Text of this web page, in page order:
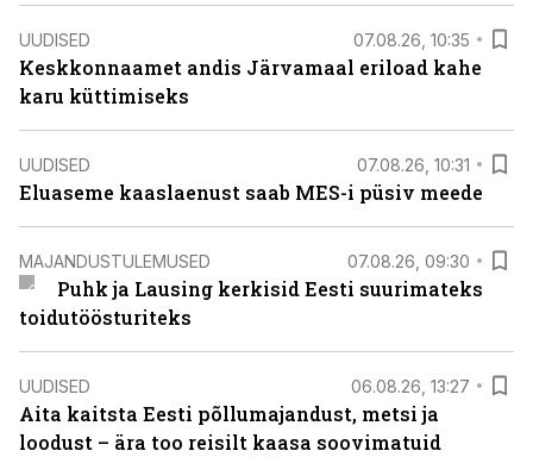
UUDISED 07.08.26, 10:35
Keskkonnaamet andis Järvamaal eriload kahe
karu küttimiseks
UUDISED 07.08.26, 10:31
Eluaseme kaaslaenust saab MES-i püsiv meede
MAJANDUSTULEMUSED 07.08.26, 09:30
Puhk ja Lausing kerkisid Eesti suurimateks
toidutöösturiteks
UUDISED 06.08.26, 13:27
Aita kaitsta Eesti põllumajandust, metsi ja
loodust – ära too reisilt kaasa soovimatuid